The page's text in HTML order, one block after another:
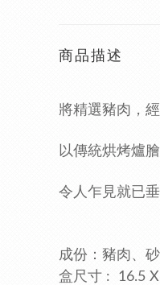
商品描述
將精選豬肉，
以傳統烘烤爐
令人乍見就已垂
成份：豬肉、
盒尺寸 : 16.5